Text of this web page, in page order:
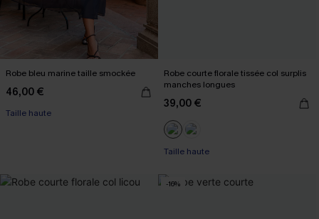
Robe bleu marine taille smockée
46,00 €
Taille haute
Robe courte florale tissée col surplis
manches longues
39,00 €
Taille haute
-16%